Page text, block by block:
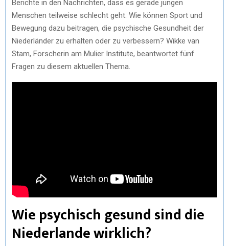
Berichte in den Nachrichten, dass es gerade jungen
Menschen teilweise schlecht geht. Wie können Sport und
Bewegung dazu beitragen, die psychische Gesundheit der
Niederländer zu erhalten oder zu verbessern? Wikke van
Stam, Forscherin am Mulier Institute, beantwortet fünf
Fragen zu diesem aktuellen Thema.
Wie psychisch gesund sind die
Niederlande wirklich?